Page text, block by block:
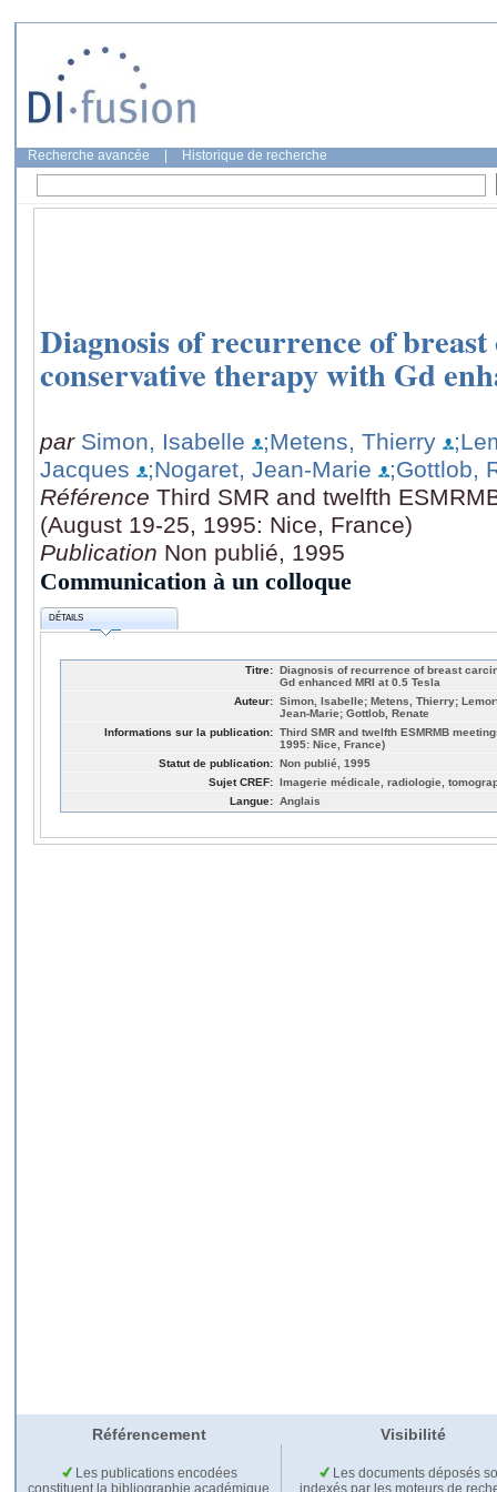
Recherche avancée Historique de recherche
Diagnosis of recurrence of
conservative therapy with Gd
par Simon, Isabelle ;Metens, Thierry
Jacques
;Nogaret, Jean-Marie
;Gottlob,
Référence Third SMR and twelfth
(August 19-25, 1995: Nice, France)
Publication Non publié, 1995
Communication à un colloque
DÉTAILS
Titre: Diagnosis of recurrence of breast
Gd enhanced MRI at 0.5 Tesla
Auteur: Simon, Isabelle; Metens, Thierry;
Jean-Marie; Gottlob, Renate
Informations sur la publication: Third SMR and twelfth ESMRMB
1995: Nice, France)
Statut de publication: Non publié, 1995
Sujet CREF: Imagerie médicale, radiologie,
Langue: Anglais
Référencement Visibilité
Les publications encodées
Les documents déposés